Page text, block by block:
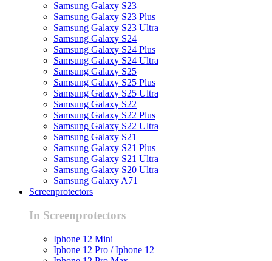
Samsung Galaxy S23
Samsung Galaxy S23 Plus
Samsung Galaxy S23 Ultra
Samsung Galaxy S24
Samsung Galaxy S24 Plus
Samsung Galaxy S24 Ultra
Samsung Galaxy S25
Samsung Galaxy S25 Plus
Samsung Galaxy S25 Ultra
Samsung Galaxy S22
Samsung Galaxy S22 Plus
Samsung Galaxy S22 Ultra
Samsung Galaxy S21
Samsung Galaxy S21 Plus
Samsung Galaxy S21 Ultra
Samsung Galaxy S20 Ultra
Samsung Galaxy A71
Screenprotectors
In Screenprotectors
Iphone 12 Mini
Iphone 12 Pro / Iphone 12